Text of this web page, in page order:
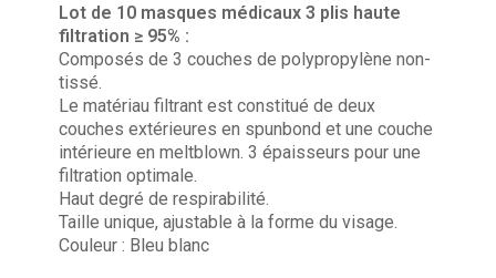
Lot de 10 masques médicaux 3 plis haute
filtration ≥ 95% :
Composés de 3 couches de polypropylène non-
tissé.
Le matériau filtrant est constitué de deux
couches extérieures en spunbond et une couche
intérieure en meltblown. 3 épaisseurs pour une
filtration optimale.
Haut degré de respirabilité.
Taille unique, ajustable à la forme du visage.
Couleur : Bleu blanc